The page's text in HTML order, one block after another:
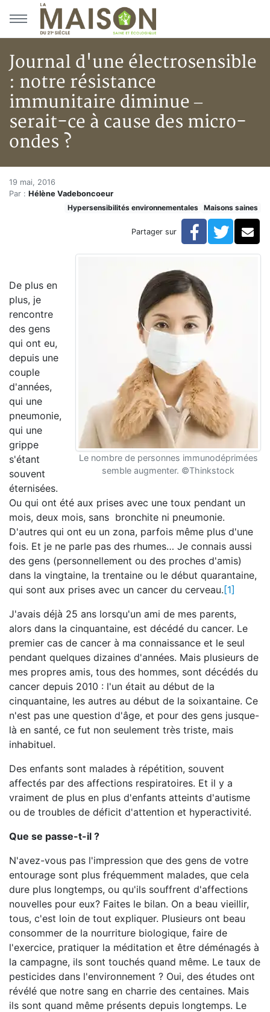
Aller au menu principal
Aller au contenu principal
Journal d'une électrosensible
: notre résistance
immunitaire diminue –
serait-ce à cause des micro-
ondes ?
Accueil
Articles
Maisons saines
Hypersensibilités environnementales
Journal d'une électrosensible : notre résistance
Journal d'une électrosensible
19 mai, 2016
Par : Hélène Vadeboncoeur
Hypersensibilités environnementales
Maisons saines
Partager sur Facebook
Le nombre de personnes immunodéprimées
semble augmenter. ©Thinkstock
De plus en
plus, je
rencontre
des gens
qui ont eu,
depuis une
couple
d'années,
qui une
pneumonie,
qui une
grippe
s'étant
souvent
éternisées.
Ou qui ont été aux prises avec une toux pendant un
mois, deux mois, sans bronchite ni pneumonie.
D'autres qui ont eu un zona, parfois même plus d'une
fois. Et je ne parle pas des rhumes… Je connais aussi
des gens (personnellement ou des proches d'amis)
dans la vingtaine, la trentaine ou le début quarantaine,
qui sont aux prises avec un cancer du cerveau. [1]
J'avais déjà 25 ans lorsqu'un ami de mes parents,
alors dans la cinquantaine, est décédé du cancer. Le
premier cas de cancer à ma connaissance et le seul
pendant quelques dizaines d'années. Mais plusieurs de
mes propres amis, tous des hommes, sont décédés du
cancer depuis 2010 : l'un était au début de la
cinquantaine, les autres au début de la soixantaine. Ce
n'est pas une question d'âge, et pour des gens jusque-
là en santé, ce fut non seulement très triste, mais
inhabituel.
Des enfants sont malades à répétition, souvent
affectés par des affections respiratoires. Et il y a
vraiment de plus en plus d'enfants atteints d'autisme
ou de troubles de déficit d'attention et hyperactivité.
Que se passe-t-il ?
N'avez-vous pas l'impression que des gens de votre
entourage sont plus fréquemment malades, que cela
dure plus longtemps, ou qu'ils souffrent d'affections
nouvelles pour eux? Faites le bilan. On a beau vieillir,
tous, c'est loin de tout expliquer. Plusieurs ont beau
consommer de la nourriture biologique, faire de
l'exercice, pratiquer la méditation et être déménagés à
la campagne, ils sont touchés quand même. Le taux de
pesticides dans l'environnement ? Oui, des études ont
révélé que notre sang en charrie des centaines. Mais
ils sont quand même présents depuis longtemps. Le